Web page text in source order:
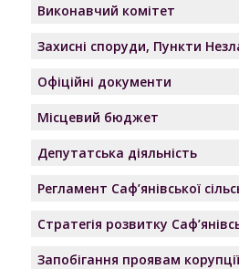
Виконавчий комітет
Захисні споруди, Пункти
Офіційні документи
Місцевий бюджет
Депутатська діяльність
Регламент Саф’янівської
Стратегія розвитку
Запобігання проявам корупції